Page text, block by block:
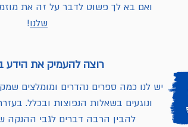
ואם בא לך פשוט לדבר על זה את
שלנו!
רוצה להעמיק את הידע
יש לנו כמה ספרים נהדרים ומומלצים
ונוגעים בשאלות הנפוצות ובכלל.
להבין הרבה דברים לגבי ההנקה